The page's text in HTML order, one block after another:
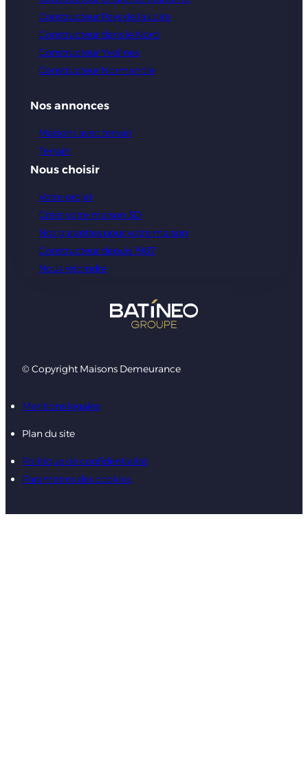
Constructeur Pays de la Loire
Constructeur dans le Nord
Constructeur Yvelines
Constructeur Normandie
Nos annonces
Maisons avec terrain
Terrain
Nous choisir
Votre projet
Créer votre maison 3D
Nos garanties pour votre maison
Constructeur depuis 1987
Nous rejoindre
© Copyright Maisons Demeurance
Mentions légales
Plan du site
Politique de confidentialité
Paramètres des cookies